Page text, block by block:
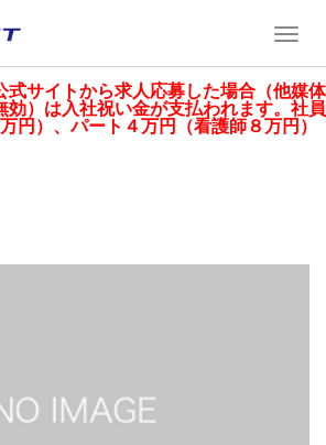
サイトから求人応募した場合（他媒体
効）は入社祝い金が支払われます。社員
円）、パート４万円（看護師８万円）
T
g
g
l